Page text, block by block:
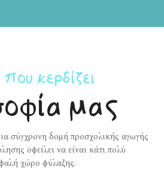
κερδίζει
μας
σύγχρονη δομή προσχολικής αγωγής
οφείλει να είναι κάτι πολύ
χώρο φύλαξης.